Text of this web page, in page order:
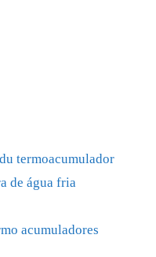
termoacumulador
de água fria
acumuladores